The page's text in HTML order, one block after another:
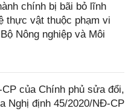
chính bị bãi bỏ lĩnh
thực vật thuộc phạm vi
Nông nghiệp và Môi
của Chính phủ sửa đổi,
Nghị định 45/2020/NĐ-CP